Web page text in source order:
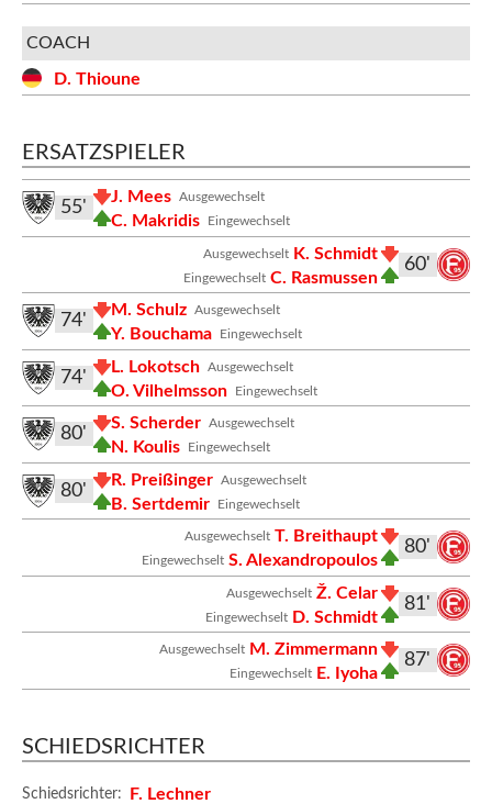
COACH
D. Thioune
ERSATZSPIELER
Ausgewechselt
J. Mees
Eingewechselt
C. Makridis
55'
60'
Ausgewechselt K. Schmidt
Eingewechselt C. Rasmussen
Ausgewechselt
M. Schulz
Eingewechselt
Y. Bouchama
74'
Ausgewechselt
L. Lokotsch
Eingewechselt
O. Vilhelmsson
74'
Ausgewechselt
S. Scherder
Eingewechselt
N. Koulis
80'
Ausgewechselt
R. Preißinger
Eingewechselt
B. Sertdemir
80'
80'
Ausgewechselt T. Breithaupt
Eingewechselt S. Alexandropoulos
81'
Ausgewechselt Ž. Celar
Eingewechselt D. Schmidt
87'
Ausgewechselt M. Zimmermann
Eingewechselt E. Iyoha
SCHIEDSRICHTER
Schiedsrichter: F. Lechner